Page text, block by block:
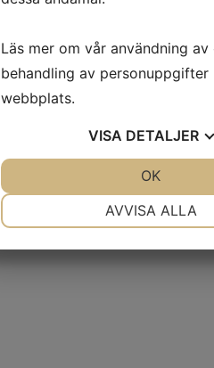
Läs mer om vår användning
behandling av personuppgifter
webbplats.
VISA DETALJER
AVVISA ALLA
OK